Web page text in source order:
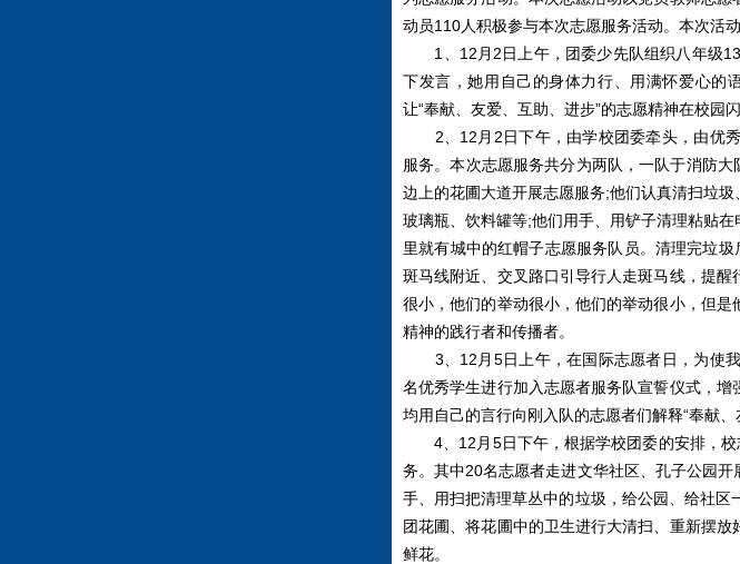
动员110人积极参与本次志愿服务活动。本次活
1、12月2日上午，团委少先队组织八年级13
下发言，她用自己的身体力行、用满怀爱心的
让“奉献、友爱、互助、进步”的志愿精神在校园闪
2、12月2日下午，由学校团委牵头，由优秀
服务。本次志愿服务共分为两队，一队于消防
边上的花圃大道开展志愿服务;他们认真清扫垃
玻璃瓶、饮料罐等;他们用手、用铲子清理粘贴
里就有城中的红帽子志愿服务队员。清理完垃圾
斑马线附近、交叉路口引导行人走斑马线，提
很小，他们的举动很小，他们的举动很小，但
精神的践行者和传播者。
3、12月5日上午，在国际志愿者日，为使我
名优秀学生进行加入志愿者服务队宣誓仪式，
均用自己的言行向刚入队的志愿者们解释“奉献、
4、12月5日下午，根据学校团委的安排，校
务。其中20名志愿者走进文华社区、孔子公园
手、用扫把清理草丛中的垃圾，给公园、给社
团花圃、将花圃中的卫生进行大清扫、重新摆
鲜花。